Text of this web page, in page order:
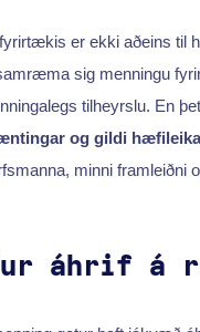
er ekki aðeins til
sig menningu
tilheyrslu. En
og gildi
minni framleiðni
áhrif á